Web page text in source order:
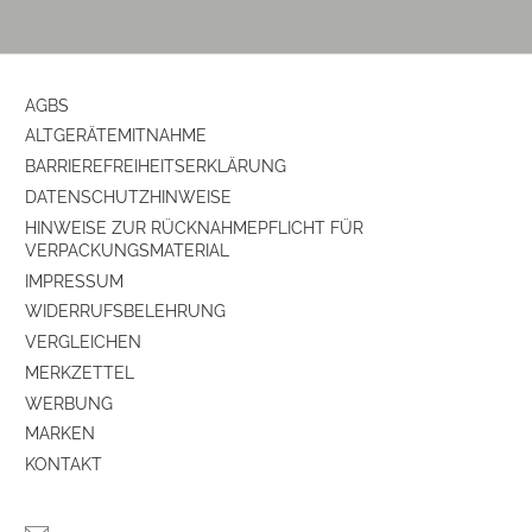
Internetradio ja
Tuner-Empfang Tuner für UKW/DAB+
Stereo-Ton über eingebaute Lautsprecher
Produkttyp
Produkttyp
AGBS
ALTGERÄTEMITNAHME
BARRIEREFREIHEITSERKLÄRUNG
DATENSCHUTZHINWEISE
HINWEISE ZUR RÜCKNAHMEPFLICHT FÜR
VERPACKUNGSMATERIAL
IMPRESSUM
WIDERRUFSBELEHRUNG
VERGLEICHEN
MERKZETTEL
WERBUNG
MARKEN
KONTAKT